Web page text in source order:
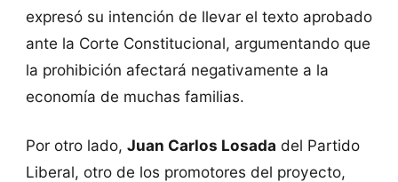
expresó su intención de llevar el texto aprobado
ante la Corte Constitucional, argumentando que
la prohibición afectará negativamente a la
economía de muchas familias.
Por otro lado, Juan Carlos Losada del Partido
Liberal, otro de los promotores del proyecto,